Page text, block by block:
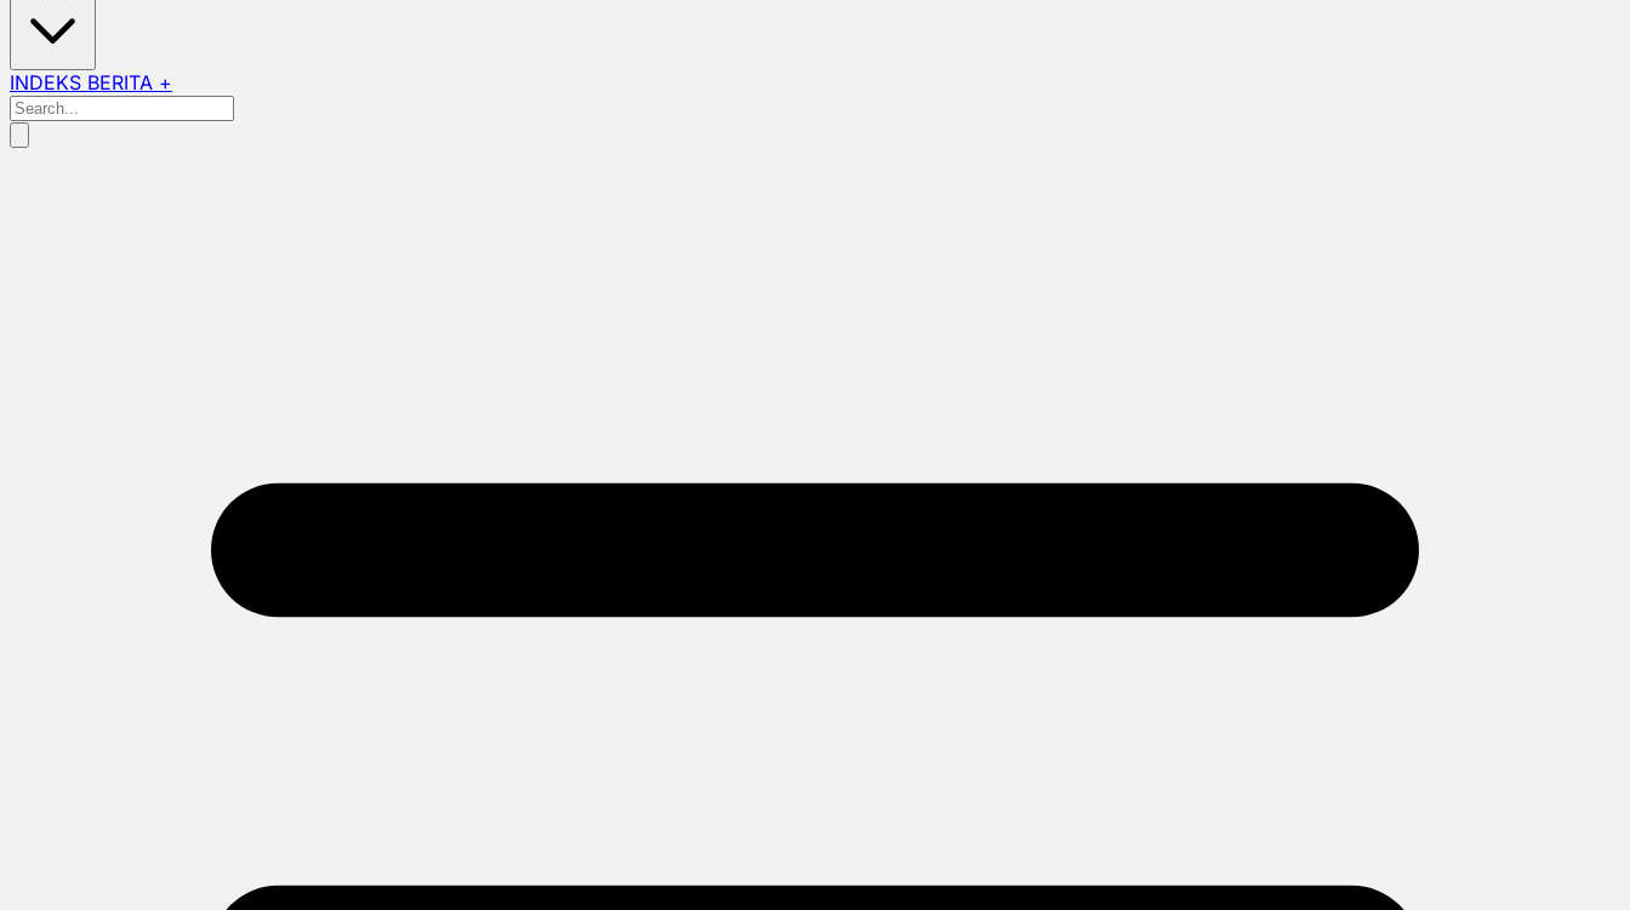
INDEKS BERITA +